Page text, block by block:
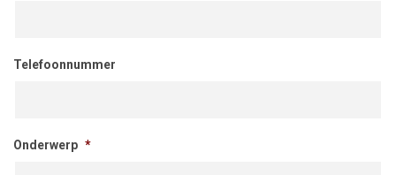
Telefoonnummer
Onderwerp *